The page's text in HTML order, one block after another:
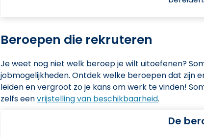
Beroepen die rekruteren
Je weet nog niet welk beroep je wilt uitoefenen?
jobmogelijkheden. Ontdek welke beroepen dat zijn
leiden en vergroot zo je kans om werk te vinden!
zelfs eenvrijstelling van beschikbaarheid.
De